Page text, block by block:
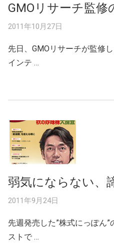
GMOリサーチ監修
2011年10月27日
先日、GMOリサーチが監修
インテ …
弱気にならない、
2011年9月24日
先週発売した”株式にっぽん
ストで …